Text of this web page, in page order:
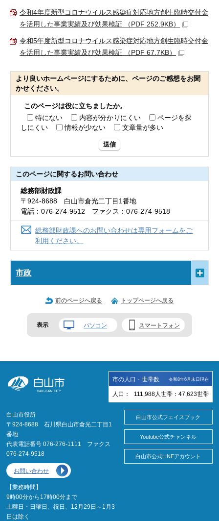
令和4年度新型コロナウイルス感染症対応地方創生臨時交付金
を活用した事業実績及び効果検証 （PDF 252.9KB）
令和5年度新型コロナウイルス感染症対応地方創生臨時交付金
を活用した事業実績及び効果検証 （PDF 67.7KB）
より良いホームページにするために、ページのご感想をお聞
かせください。
このページは役に立ちましたか。
特にない
内容が分かりにくい
ページを探
しにくい
情報が少ない 文章量が多い
送信
このページに関するお問い合わせ
総務部財政課
〒924-8688 白山市倉光二丁目1番地
電話：076-274-9512 ファクス：076-274-9518
総務部財政課へのお問い合わせは専用フォームをご
利用ください。
市政
前のページへ戻る トップページへ戻る
表示 パソコン スマートフォン
市の人口・世帯数 令和8年6月末日現在
人口： 111,988 人 世帯： 47,623世帯
白山市役所
〒924-8688 石川県白山市倉光二丁目1
番地
代表電話番号 076-276-1111 ファクス
076-274-9518
お問い合わせ
【業務時間】
9時00分から17時00分まで
土曜日・日曜日、祝日、12月29日～1月3
日は除く
白山市公式フェイスブック
Youtube公式チャンネル
白山市公式LINEアカウント